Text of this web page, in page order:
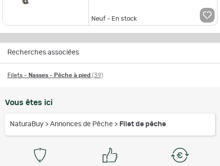
Neuf - En stock
Recherches associées
Filets - Nasses - Pêche à pied (39)
Vous êtes ici
NaturaBuy > Annonces de Pêche > Filet de pêche